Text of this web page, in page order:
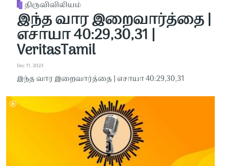
திருவிவிலியம்
இந்த வார இறைவார்த்தை |
எசாயா 40:29,30,31 |
VeritasTamil
Dec 11, 2023
இந்த வார இறைவார்த்தை | எசாயா 40:29,30,31